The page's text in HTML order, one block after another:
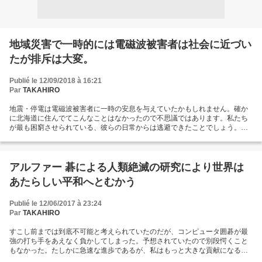
地域災害で一時的には電磁波被害者は社会に近づい
たが排斥は大変。
Publié le 12/09/2018 à 16:21
Par TAKAHIRO
地震・停電は電磁波被害者に一時の安息を与えていたかもしれません。確か
に北海道に住んでてこんなことはなかったので不思議ではあります。私たち
が最も困窮させられている、彼らの日常からは逃避できたことでしょう。し
いていたのは一種の錯覚でしょう。 電気は止まっても電磁波被害に変わりは
入りしましたがどうしようもできませんでした。工作者は人間よりゴリラの
ほうが賢いと談笑していましたが大きな誤解です。子供をウロチョロさせて
こっちが気を取られたらどやす、これは年中やられています。電磁波被害者
いので取り締まれません。電磁波被害者は一般市民から生命の危険を受けて
おり大変な利害関係があります。...
アルファー 碁による人類絶滅の研究により世界は
あたらしい平和へとむかう
Publié le 12/06/2017 à 23:24
Par TAKAHIRO
すこし前までは到底不可能と考えられていたのだが、コンピュータ囲碁が最
強の打ち手をあえなく負かしてしまった。予想されていたので別段愕くこと
もなかった。たしかに急速な進歩であるが、私はもっと大きな貢献になる方